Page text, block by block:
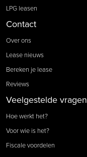
LPG leasen
Contact
Over ons
Lease nieuws
Bereken je lease
Reviews
Veelgestelde vragen
Hoe werkt het?
Voor wie is het?
Fiscale voordelen